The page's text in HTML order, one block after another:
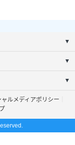
▼
▼
▼
ャルメディアポリシー